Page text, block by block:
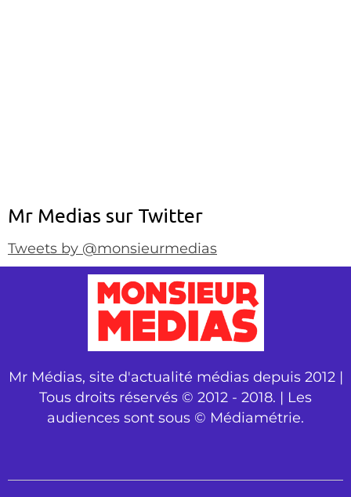
Mr Medias sur Twitter
Tweets by @monsieurmedias
Mr Médias, site d'actualité médias depuis 2012 |
Tous droits réservés © 2012 - 2018. | Les
audiences sont sous © Médiamétrie.